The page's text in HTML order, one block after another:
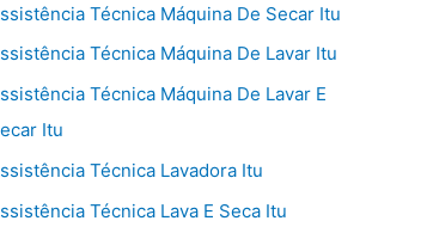
Técnica Máquina De Secar Itu
Técnica Máquina De Lavar Itu
Técnica Máquina De Lavar E
Itu
Técnica Lavadora Itu
Técnica Lava E Seca Itu